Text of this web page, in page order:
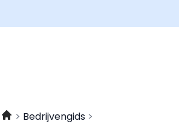
Bedrijvengids